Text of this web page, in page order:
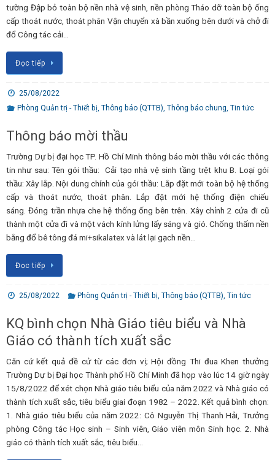
tường Đập bỏ toàn bộ nền nhà vệ sinh, nền phòng Tháo dỡ toàn bộ ống
cấp thoát nước, thoát phân Vận chuyển xà bần xuống bên dưới và chở đi
đổ Công tác cải…
Đọc tiếp
25/08/2022
Phòng Quản trị - Thiết bị Thông báo (QTTB) Thông báo chung Tin tức
Thông báo mời thầu
Trường Dự bị đại học TP. Hồ Chí Minh thông báo mời thầu với các thông
tin như sau: Tên gói thầu: Cải tạo nhà vệ sinh tầng trệt khu B. Loại gói
thầu: Xây lắp. Nội dung chính của gói thầu: Lắp đặt mới toàn bộ hệ thống
cấp và thoát nước, thoát phân. Lắp đặt mới hệ thống điện chiếu
sáng. Đóng trần nhựa che hệ thống ống bên trên. Xây chỉnh 2 cửa đi cũ
thành một cửa đi và một vách kính lửng lấy sáng và gió. Chống thấm nền
bằng đổ bê tông đá mi+sikalatex và lát lại gạch nền…
Đọc tiếp
25/08/2022 Phòng Quản trị - Thiết bị,Thông báo (QTTB),Tin tức
KQ bình chọn Nhà Giáo tiêu biểu và Nhà
Giáo có thành tích xuất sắc
Căn cứ kết quả đề cử từ các đơn vị; Hội đồng Thi đua Khen thưởng
Trường Dự bị Đại học Thành phố Hồ Chí Minh đã họp vào lúc 14 giờ ngày
15/8/2022 để xét chọn Nhà giáo tiêu biểu của năm 2022 và Nhà giáo có
thành tích xuất sắc, tiêu biểu giai đoạn 1982 – 2022. Kết quả bình chọn:
1. Nhà giáo tiêu biểu của năm 2022: Cô Nguyễn Thị Thanh Hải, Trưởng
phòng Công tác Học sinh – Sinh viên, Giáo viên môn Sinh học. 2. Nhà
giáo có thành tích xuất sắc, tiêu biểu…